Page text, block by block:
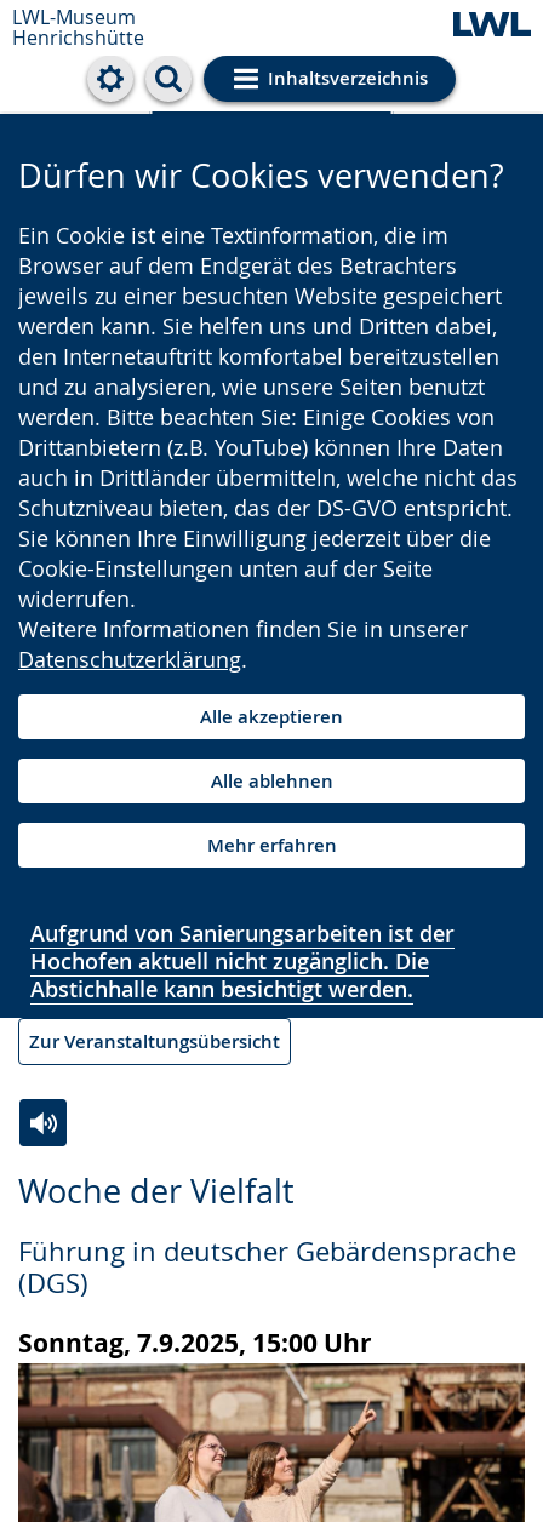
LWL-Museum
Henrichshütte
Inhaltsverzeichnis
Cookie-Einstellungen
Dürfen wir Cookies verwenden?
Ein Cookie ist eine Textinformation, die im
Browser auf dem Endgerät des Betrachters
jeweils zu einer besuchten Website gespeichert
werden kann. Sie helfen uns und Dritten dabei,
den Internetauftritt komfortabel bereitzustellen
und zu analysieren, wie unsere Seiten benutzt
werden. Bitte beachten Sie: Einige Cookies von
Drittanbietern (z.B. YouTube) können Ihre Daten
auch in Drittländer übermitteln, welche nicht das
Schutzniveau bieten, das der DS-GVO entspricht.
Sie können Ihre Einwilligung jederzeit über die
Cookie-Einstellungen unten auf der Seite
widerrufen.
Weitere Informationen finden Sie in unserer
Datenschutzerklärung.
Alle akzeptieren
Alle ablehnen
Mehr erfahren
Aufgrund von Sanierungsarbeiten ist der
Hochofen aktuell nicht zugänglich. Die
Abstichhalle kann besichtigt werden.
Zur Veranstaltungsübersicht
Woche der Vielfalt
Führung in deutscher Gebärdensprache
(DGS)
Sonntag, 7.9.2025, 15:00 Uhr
Leichten
wechseln.
Audio-
Video
Deutscher
Gebärdensprache
wird
angezeigt.